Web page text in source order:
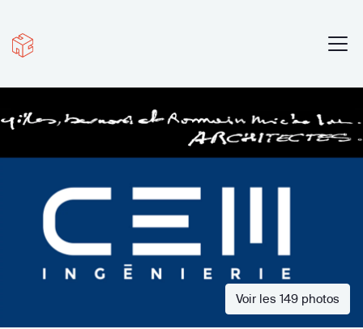
Voir les 149 photos